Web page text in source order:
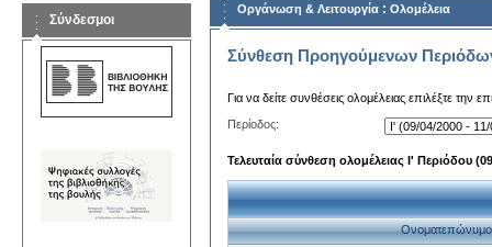
Σύνδεσμοι
Οργάνωση & Λειτουργία : Ολομέλεια
Σύνθεση Προηγούμενων
Για να δείτε συνθέσεις ολομέλειας επιλέξτε την
Περίοδος:
Τελευταία σύνθεση ολομέλειας Ι' Περιόδου
Ονοματεπώνυμο